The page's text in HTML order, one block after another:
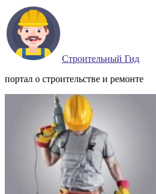
Строительный Гид
портал о строительстве и ремонте